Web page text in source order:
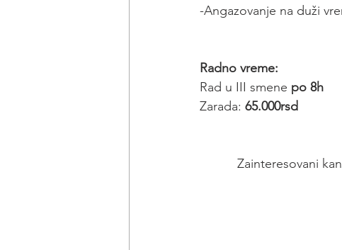
-Angazovanje na duži
Radno vreme:
Rad u III smene po 8h
Zarada: 65.000rsd
Zainteresovani